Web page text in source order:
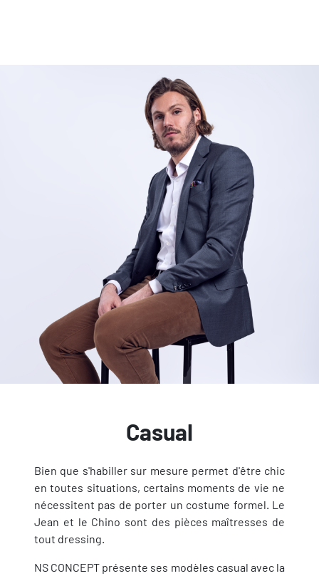
Casual
Bien que s'habiller sur mesure permet d'être chic
en toutes situations, certains moments de vie ne
nécessitent pas de porter un costume formel. Le
Jean et le Chino sont des pièces maîtresses de
tout dressing.
NS CONCEPT présente ses modèles casual avec la